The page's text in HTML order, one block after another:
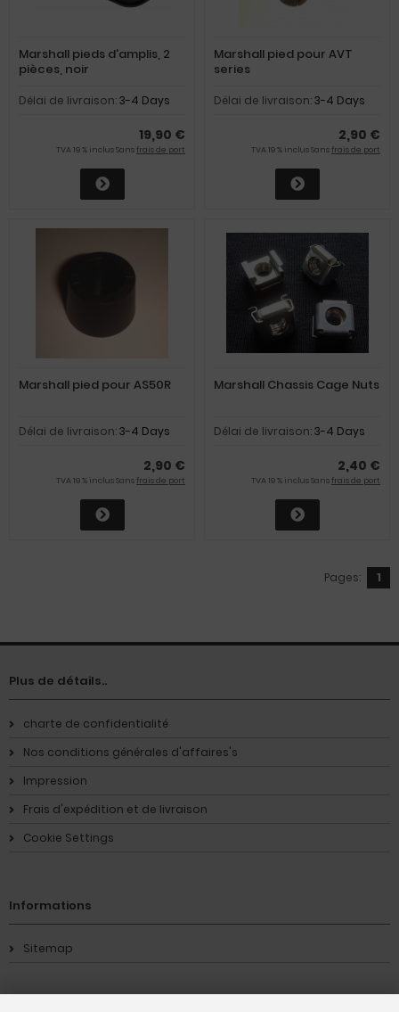
Marshall pieds d'amplis, 2
pièces, noir
Délai de livraison:3-4 Days
19,90 €
TVA 19 % inclus Sans frais de port
Marshall pied pour AVT
series
Délai de livraison:3-4 Days
2,90 €
TVA 19 % inclus Sans frais de port
Marshall pied pour AS50R
Délai de livraison:3-4 Days
2,90 €
TVA 19 % inclus Sans frais de port
Marshall Chassis Cage Nuts
Délai de livraison:3-4 Days
2,40 €
TVA 19 % inclus Sans frais de port
Pages: 1
Plus de détails..
charte de confidentialité
Nos conditions générales d'affaires's
Impression
Frais d'expédition et de livraison
Cookie Settings
Informations
Sitemap